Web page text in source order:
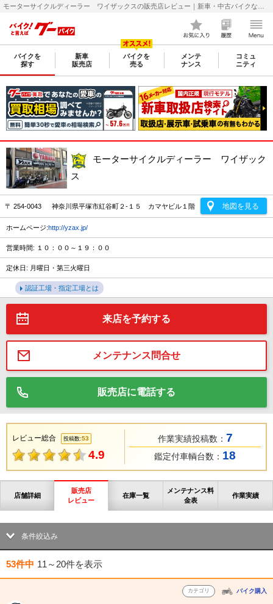
バイクを
探す
新車
販売店
バイクを
売る
メンテ
ナンス
コミュ
ニティ
モーターサイクルディーラー ワイザック
ス
〒 254-0043 神奈川県平塚市紅谷町２-１５ カマヤビル１階 地図を見る
ホームページ:http://yzax.jp/
営業時間: １０：００～１９：００
定休日: 月曜日・第三火曜日
認証工場・指定工場とは
来店を予約する
メンテナンス問合せ
販売店に電話する
レビュー総合 投稿数:53
4.9
作業実績投稿数： 7
鑑定付車輌台数： 18
店舗詳細
販売店
レビュー
在庫一覧
メンテナンス料
金表
作業実績
条件絞込み
53件中 11～20件を表示
カテゴリ バイク購入